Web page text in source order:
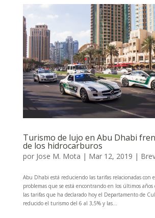
Turismo de lujo en Abu Dhabi
de los hidrocarburos
por Jose M. Mota | Mar 12, 2019 |
Abu Dhabi está reduciendo las tarifas relacionadas con
problemas que se está encontrando en los últimos años
las tarifas que ha declarado hoy el Departamento de
reducido el turismo del 6 al 3,5% y las...